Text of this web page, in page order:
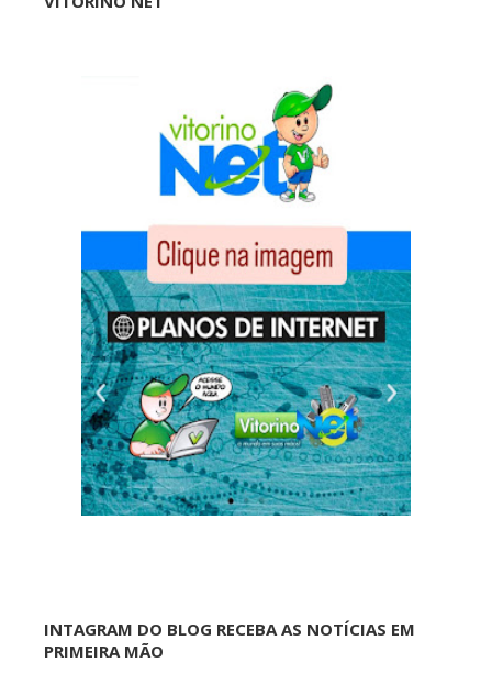
INTAGRAM DO BLOG RECEBA AS NOTÍCIAS EM
PRIMEIRA MÃO